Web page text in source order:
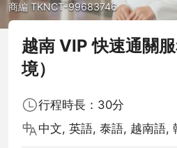
商編 TKNCT-99683746
越南 VIP 快速通關
境）
行程時長：30分
中文, 英語, 泰語, 越南語,